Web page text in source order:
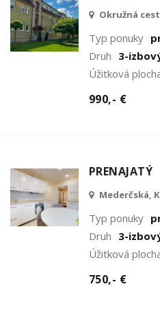
Okružná
Typ ponuky
Druh 3-
Úžitková
990,- €
PRENAJATÝ
Mederčská,
Typ ponuky
Druh 3-
Úžitková
750,- €